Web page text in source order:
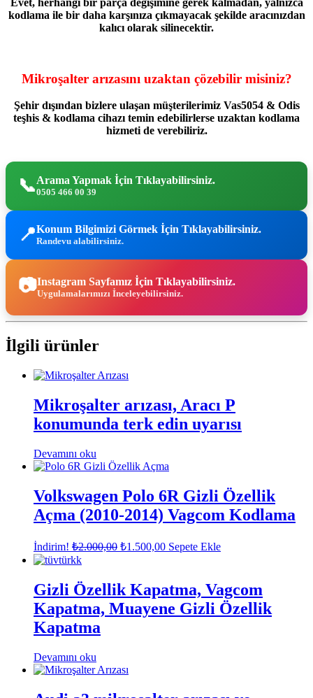
Evet, herhangi bir parça değişimine gerek kalmadan, yalnızca
kodlama ile bir daha karşınıza çıkmayacak şekilde aracınızdan
kalıcı olarak silinecektir.
Mikroşalter arızasını uzaktan çözebilir misiniz?
Şehir dışından bizlere ulaşan müşterilerimiz Vas5054 & Odis
teşhis & kodlama cihazı temin edebilirlerse uzaktan kodlama
hizmeti de verebiliriz.
📞Arama Yapmak İçin Tıklayabilirsiniz.
0505 466 00 39
📍Konum Bilgimizi Görmek İçin Tıklayabilirsiniz.
Randevu alabilirsiniz.
📷Instagram Sayfamız İçin Tıklayabilirsiniz.
Uygulamalarımızı İnceleyebilirsiniz.
İlgili ürünler
Mikroşalter arızası, Aracı P
konumunda terk edin uyarısı
Devamını oku
Volkswagen Polo 6R Gizli Özellik
Açma (2010-2014) Vagcom Kodlama
İndirim! ₺2.000,00 Orijinal
₺1.500,00Şu
andaki
₺1.500,00.
Sepete Ekle
Gizli Özellik Kapatma, Vagcom
Kapatma, Muayene Gizli Özellik
Kapatma
Devamını oku